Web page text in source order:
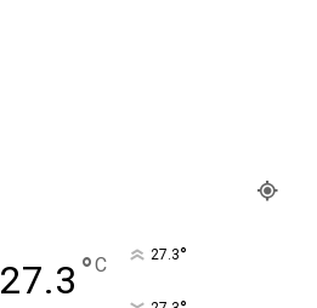
27.3 °C 27.3°